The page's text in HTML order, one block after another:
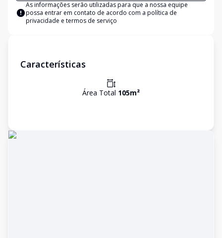
As informações serão utilizadas para que a nossa equipe
possa entrar em contato de acordo com a política de
privacidade e termos de serviço
Características
Área Total 105m²